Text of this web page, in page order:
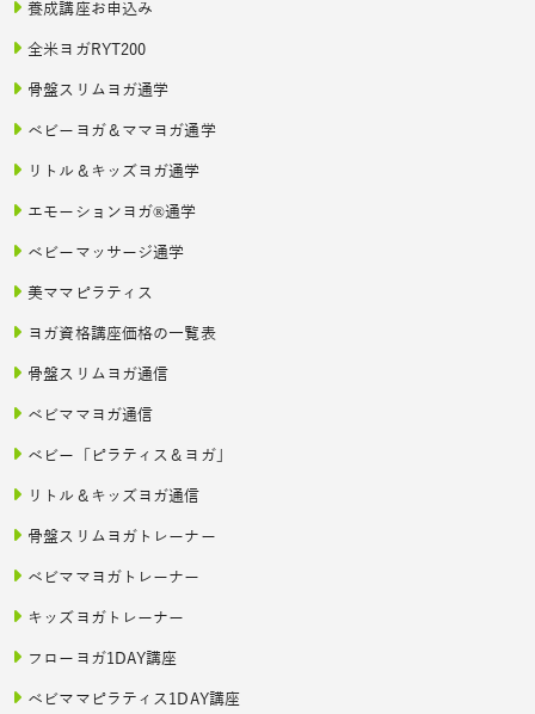
養成講座お申込み
全米ヨガRYT200
骨盤スリムヨガ通学
ベビーヨガ＆ママヨガ通学
リトル＆キッズヨガ通学
エモーションヨガ®通学
ベビーマッサージ通学
美ママピラティス
ヨガ資格講座価格の一覧表
骨盤スリムヨガ通信
ベビママヨガ通信
ベビー「ピラティス＆ヨガ」
リトル＆キッズヨガ通信
骨盤スリムヨガトレーナー
ベビママヨガトレーナー
キッズヨガトレーナー
フローヨガ1DAY講座
ベビママピラティス1DAY講座